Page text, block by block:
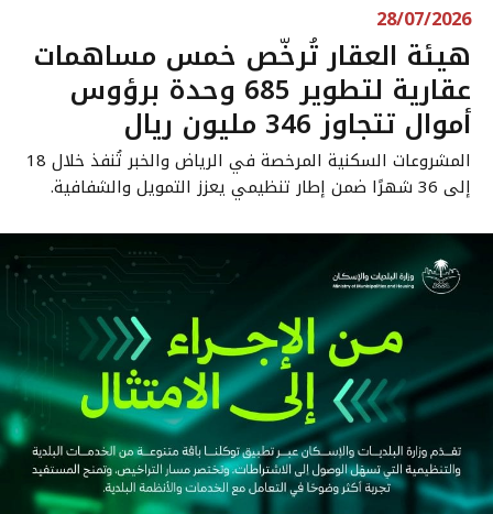
28/07/2026
هيئة العقار تُرخّص خمس مساهمات
عقارية لتطوير 685 وحدة برؤوس
أموال تتجاوز 346 مليون ريال
المشروعات السكنية المرخصة في الرياض والخبر تُنفذ خلال 18
إلى 36 شهرًا ضمن إطار تنظيمي يعزز التمويل والشفافية.